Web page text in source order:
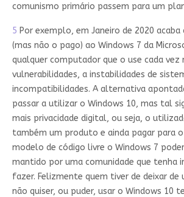
comunismo primário passem para um
5 Por exemplo, em Janeiro de 2020
(mas não o pago) ao Windows 7 da
qualquer computador que o use cada vez
vulnerabilidades, a instabilidades de
incompatibilidades. A alternativa
passar a utilizar o Windows 10, mas tal
mais privacidade digital, ou seja, o
também um produto e ainda pagar para
modelo de código livre o Windows 7
mantido por uma comunidade que tenha
fazer. Felizmente quem tiver de deixar de
não quiser, ou puder, usar o Windows 10